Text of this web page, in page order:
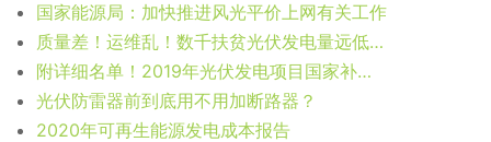
国家能源局：加快推进风光平价上网有关工作
质量差！运维乱！数千扶贫光伏发电量远低于预期！国务院扶贫办发文通报
附详细名单！2019年光伏发电项目国家补贴竞价结果出炉
光伏防雷器前到底用不用加断路器？
2020年可再生能源发电成本报告